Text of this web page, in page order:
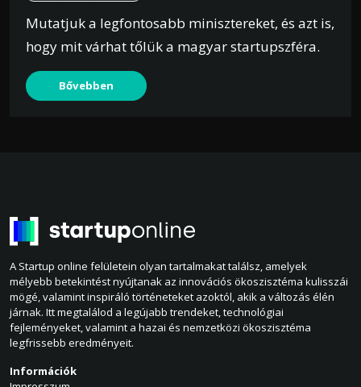
Mutatjuk a legfontosabb minisztereket, és azt is,
hogy mit várhat tőlük a magyar startupszféra.
Bővebben
A Startup online felületein olyan tartalmakat találsz, amelyek
mélyebb betekintést nyújtanak az innovációs ökoszisztéma kulisszái
mögé, valamint inspiráló történeteket azoktól, akik a változás élén
járnak. Itt megtalálod a legújabb trendeket, technológiai
fejleményeket, valamint a hazai és nemzetközi ökoszisztéma
legfrissebb eredményeit.
Információk